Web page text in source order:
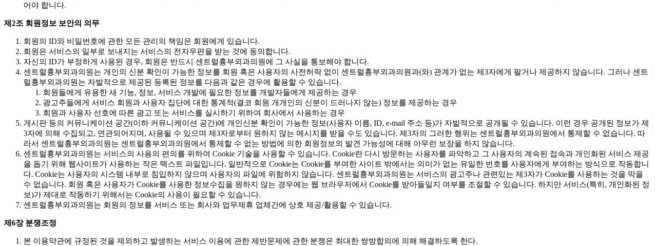
어야 합니다.
제2조 회원정보 보안의 의무
회원의 ID와 비밀번호에 관한 모든 관리의 책임은 회원에게 있습니다.
회원은 서비스의 일부로 보내지는 서비스의 전자우편을 받는 것에 동의합니다.
자신의 ID가 부정하게 사용된 경우, 회원은 반드시 센트럴흉부외과의원에 그 사실을 통보해야 합니다.
센트럴흉부외과의원는 개인의 신분 확인이 가능한 정보를 회원 혹은 사용자의 사전허락 없이 센트럴흉부외과의원과(와) 관계가 없는 제3자에게 팔거나 제공하지 않습니다. 그러나 센트
럴흉부외과의원는 자발적으로 제공된 등록된 정보를 다음과 같은 경우에 활용할 수 있습니다.
회원들에게 유용한 새 기능, 정보, 서비스 개발에 필요한 정보를 개발자들에게 제공하는 경우
광고주들에게 서비스 회원과 사용자 집단에 대한 통계적(결코 회원 개개인의 신분이 드러나지 않는) 정보를 제공하는 경우
회원과 사용자 선호에 따른 광고 또는 서비스를 실시하기 위하여 회사에서 사용하는 경우
게시판 등의 커뮤니케이션 공간(이하 커뮤니케이션 공간)에 개인신분 확인이 가능한 정보(사용자 이름, ID, e-mail 주소 등)가 자발적으로 공개될 수 있습니다. 이런 경우 공개된 정보가 제
3자에 의해 수집되고, 연관되어지며, 사용될 수 있으며 제3자로부터 원하지 않는 메시지를 받을 수도 있습니다. 제3자의 그러한 행위는 센트럴흉부외과의원에서 통제할 수 없습니다. 따
라서 센트럴흉부외과의원는 센트럴흉부외과의원에서 통제할 수 없는 방법에 의한 회원정보의 발견 가능성에 대해 아무런 보장을 하지 않습니다.
센트럴흉부외과의원는 서비스의 사용의 편의를 위하여 Cookie 기술을 사용할 수 있습니다. Cookie란 다시 방문하는 사용자를 파악하고 그 사용자의 계속된 접속과 개인화된 서비스 제공
을 돕기 위해 웹사이트가 사용하는 작은 텍스트 파일입니다. 일반적으로 Cookie는 Cookie를 부여한 사이트 밖에서는 의미가 없는 유일한 번호를 사용자에게 부여하는 방식으로 작동합니
다. Cookie는 사용자의 시스템 내부로 침입하지 않으며 사용자의 파일에 위험하지 않습니다. 센트럴흉부외과의원는 서비스의 광고주나 관련있는 제3자가 Cookie를 사용하는 것을 막을
수 없습니다. 회원 혹은 사용자가 Cookie를 사용한 정보수집을 원하지 않는 경우에는 웹 브라우저에서 Cookie를 받아들일지 여부를 조절할 수 있습니다. 하지만 서비스(특히, 개인화된 정
보)가 제대로 작동하기 위해서는 Cookie의 사용이 필요할 수 있습니다.
센트럴흉부외과의원는 회원의 정보를 서비스 또는 회사와 업무제휴 업체간에 상호 제공/활용할 수 있습니다.
제6장 분쟁조정
본 이용약관에 규정된 것을 제외하고 발생하는 서비스 이용에 관한 제반문제에 관한 분쟁은 최대한 쌍방합의에 의해 해결하도록 한다.